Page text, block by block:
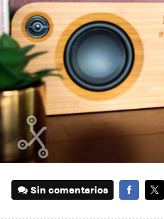
Sin comentarios